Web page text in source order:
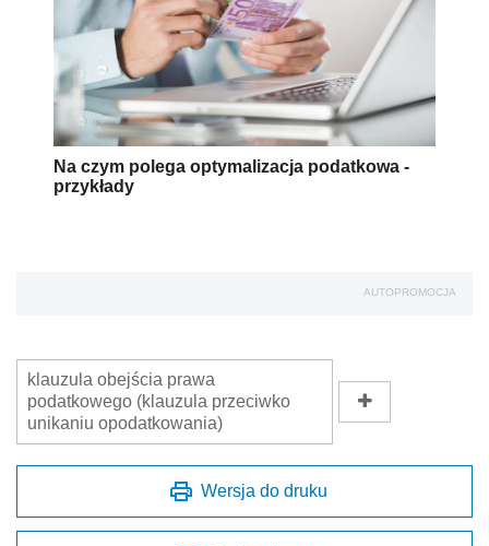
Na czym polega optymalizacja podatkowa -
przykłady
AUTOPROMOCJA
klauzula obejścia prawa
podatkowego (klauzula przeciwko
unikaniu opodatkowania)
Wersja do druku